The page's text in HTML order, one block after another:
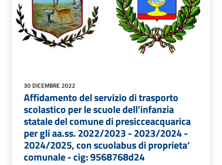
30 DICEMBRE 2022
Affidamento del servizio di trasporto
scolastico per le scuole dell'infanzia
statale del comune di presicceacquarica
per gli aa.ss. 2022/2023 - 2023/2024 -
2024/2025, con scuolabus di proprieta’
comunale - cig: 9568768d24